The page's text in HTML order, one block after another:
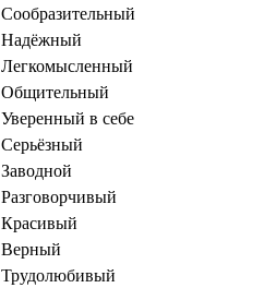
Сообразительный
Надёжный
Легкомысленный
Общительный
Уверенный в себе
Серьёзный
Заводной
Разговорчивый
Красивый
Верный
Трудолюбивый